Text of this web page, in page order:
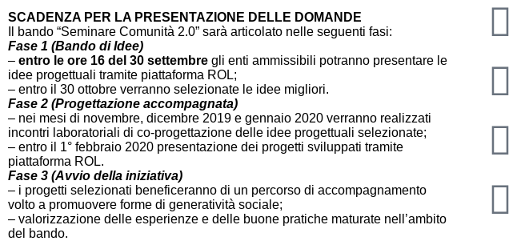
SCADENZA PER LA PRESENTAZIONE DELLE DOMANDE
Il bando “Seminare Comunità 2.0” sarà articolato nelle seguenti fasi:
Fase 1 (Bando di Idee)
– entro le ore 16 del 30 settembre gli enti ammissibili potranno presentare le
idee progettuali tramite piattaforma ROL;
– entro il 30 ottobre verranno selezionate le idee migliori.
Fase 2 (Progettazione accompagnata)
– nei mesi di novembre, dicembre 2019 e gennaio 2020 verranno realizzati
incontri laboratoriali di co-progettazione delle idee progettuali selezionate;
– entro il 1° febbraio 2020 presentazione dei progetti sviluppati tramite
piattaforma ROL.
Fase 3 (Avvio della iniziativa)
– i progetti selezionati beneficeranno di un percorso di accompagnamento
volto a promuovere forme di generatività sociale;
– valorizzazione delle esperienze e delle buone pratiche maturate nell’ambito
del bando.